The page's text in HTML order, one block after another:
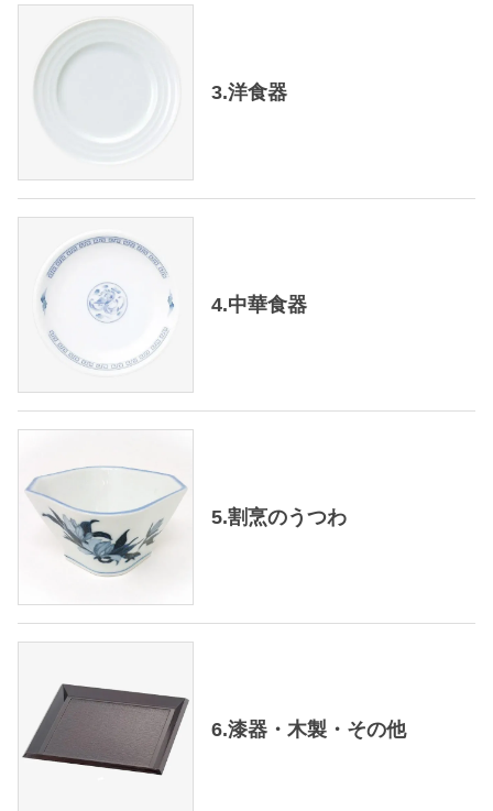
3.洋食器
4.中華食器
5.割烹のうつわ
6.漆器・木製・その他